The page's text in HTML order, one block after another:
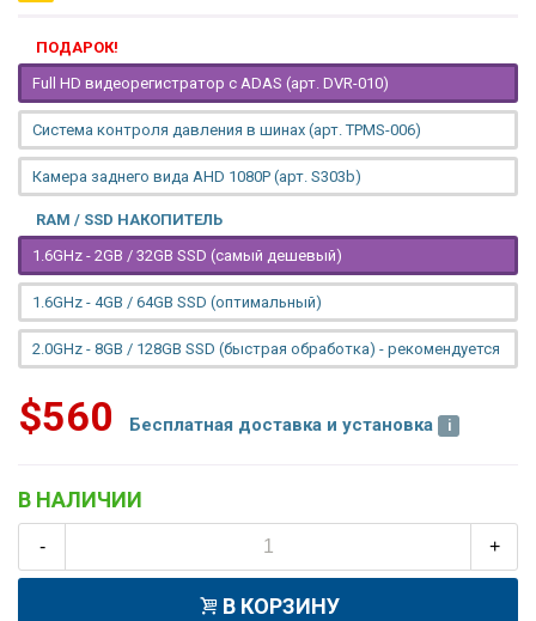
ПОДАРОК!
Full HD видеорегистратор с ADAS (арт. DVR-010)
Система контроля давления в шинах (арт. TPMS-006)
Камера заднего вида AHD 1080P (арт. S303b)
RAM / SSD НАКОПИТЕЛЬ
1.6GHz - 2GB / 32GB SSD (самый дешевый)
1.6GHz - 4GB / 64GB SSD (оптимальный)
2.0GHz - 8GB / 128GB SSD (быстрая обработка) - рекомендуется
$560 Бесплатная доставка и установка
В НАЛИЧИИ
- +
В КОРЗИНУ